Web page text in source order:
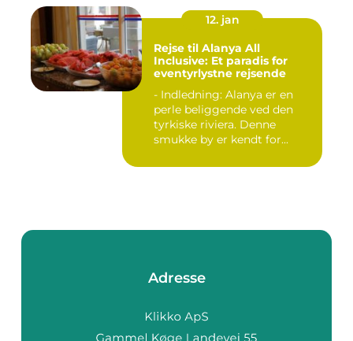
12. jan
Rejse til Alanya All
Inclusive: Et paradis for
eventyrlystne rejsende
- Indledning: Alanya er en
perle beliggende ved den
tyrkiske riviera. Denne
smukke by er kendt for...
Adresse